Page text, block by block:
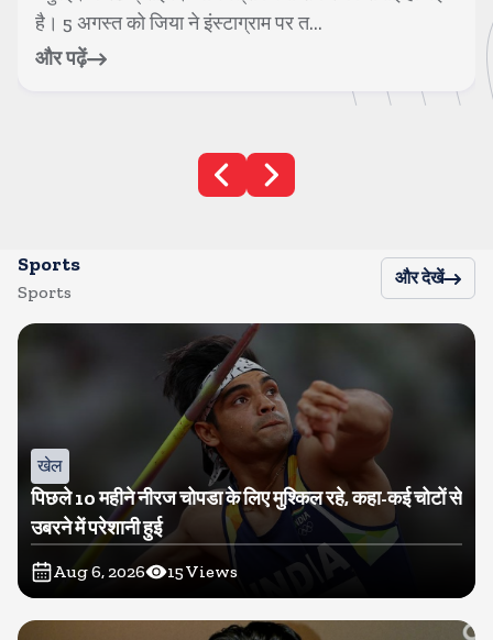
है। 5 अगस्त को जिया ने इंस्टाग्राम पर त...
और पढ़ें
Sports
Sports
और देखें
खेल
पिछले 10 महीने नीरज चोपडा के लिए मुश्किल रहे, कहा-कई चोटों से
उबरने में परेशानी हुई
Aug 6, 2026 15Views